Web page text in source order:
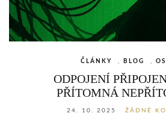
ČLÁNKY BLOG
ODPOJENÍ
PŘÍTOMNÁ
24. 10. 2025 ŽÁDNÉ